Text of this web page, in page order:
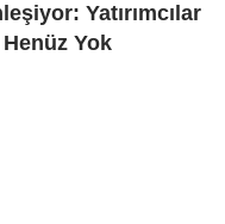
Yatırımcılar
Yok